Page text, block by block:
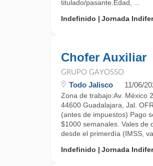
titulado/pasante.Edad, ...
Indefinido
Jornada
Chofer Auxiliar
GRUPO GAYOSSO
Todo Jalisco 11/06/
Zona de trabajo:Av. México
44600 Guadalajara, Jal.
(antes de impuestos) Pago
$1000 semanales. Vales de
desde el primerdía (IMSS,
Indefinido
Jornada